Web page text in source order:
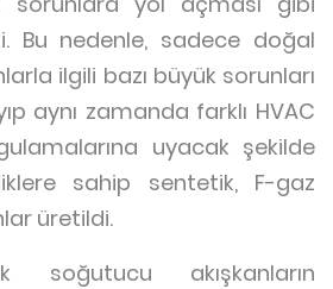
Bu nedenle, sadece doğal
ilgili bazı büyük sorunları
aynı zamanda farklı HVAC
uyacak şekilde
sahip sentetik, F-gaz
üretildi.
soğutucu akışkanların